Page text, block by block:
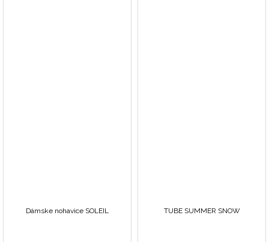
Dámske nohavice SOLEIL TUBE SUMMER SNOW